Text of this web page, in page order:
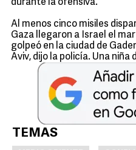
durante la ofensiva.
Al menos cinco misiles
Gaza llegaron a Israel el
golpeó en la ciudad de
Aviv, dijo la policía. Una
TEMAS